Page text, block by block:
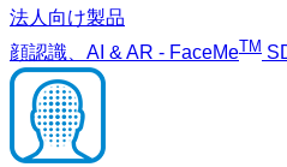
法人向け製品
顔認識、AI & AR - FaceMeTM